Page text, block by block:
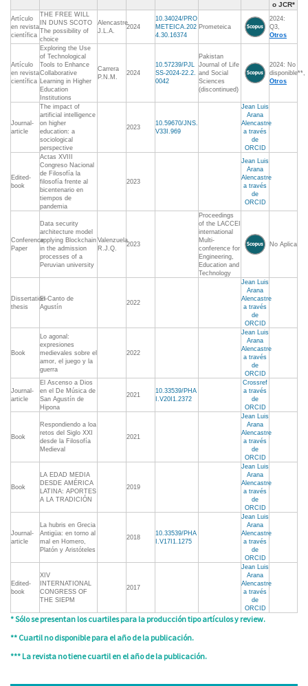
o JCR*
Artículo
en revista
científica
THE FREE WILL
IN DUNS SCOTO
The possibility of
choice
Alencastre
J.L.A.
2024
10.34024/PRO
METEICA.202
4.30.16374
Prometeica
2024:
Q3,
Otros
Artículo
en revista
científica
Exploring the Use
of Technological
Tools to Enhance
Collaborative
Learning in Higher
Education
Institutions
Carrera
P.N.M.
2024
10.57239/PJL
SS-2024-22.2.
0042
Pakistan
Journal of Life
and Social
Sciences
(discontinued)
2024: No
disponible**,
Otros
Journal-
article
The impact of
artificial intelligence
on higher
education: a
sociological
perspective
2023
10.59670/JNS.
V33I.969
Jean Luis
Arana
Alencastre
a través
de
ORCID
Edited-
book
Actas XVIII
Congreso Nacional
de Filosofía la
filosofía frente al
bicentenario en
tiempos de
pandemia
2023
Jean Luis
Arana
Alencastre
a través
de
ORCID
Conference
Paper
Data security
architecture model
applying Blockchain
in the admission
processes of a
Peruvian university
Valenzuela
R.J.Q.
2023
Proceedings
of the LACCEI
international
Multi-
conference for
Engineering,
Education and
Technology
No Aplica
Dissertation-
thesis
El Canto de
Agustín
2022
Jean Luis
Arana
Alencastre
a través
de
ORCID
Book
Lo agonal:
expresiones
medievales sobre el
amor, el juego y la
guerra
2022
Jean Luis
Arana
Alencastre
a través
de
ORCID
Journal-
article
El Ascenso a Dios
en el De Música de
San Agustín de
Hipona
2021
10.33539/PHA
I.V20I1.2372
Crossref
a través
de
ORCID
Book
Respondiendo a loa
retos del Siglo XXI
desde la Filosofía
Medieval
2021
Jean Luis
Arana
Alencastre
a través
de
ORCID
Book
LA EDAD MEDIA
DESDE AMÉRICA
LATINA: APORTES
A LA TRADICIÓN
2019
Jean Luis
Arana
Alencastre
a través
de
ORCID
Journal-
article
La hubris en Grecia
Antigüa: en torno al
mal en Homero,
Platón y Aristóteles
2018
10.33539/PHA
I.V17I1.1275
Jean Luis
Arana
Alencastre
a través
de
ORCID
Edited-
book
XIV
INTERNATIONAL
CONGRESS OF
THE SIEPM
2017
Jean Luis
Arana
Alencastre
a través
de
ORCID
* Sólo se presentan los cuartiles para la producción tipo artículos y review.
** Cuartil no disponible para el año de la publicación.
*** La revista no tiene cuartil en el año de la publicación.